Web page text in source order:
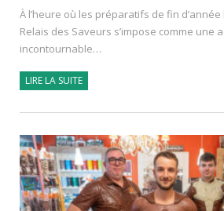
À l’heure où les préparatifs de fin
Relais des Saveurs s’impose comme une
incontournable…
LIRE LA SUITE